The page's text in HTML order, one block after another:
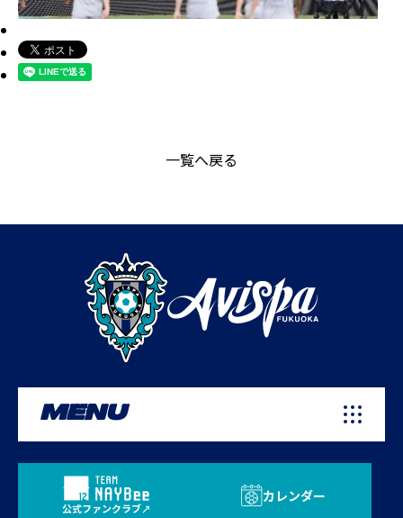
一覧へ戻る
MENU
公式ファンクラブ
カレンダー